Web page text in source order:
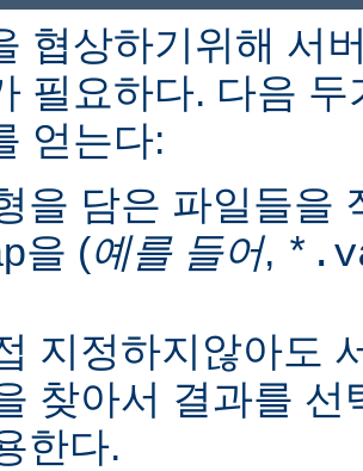
협상하기위해 서
필요하다. 다음
얻는다:
을 담은 파일들을
을 (예를 들어,
지정하지않아도
찾아서 결과를
한다.